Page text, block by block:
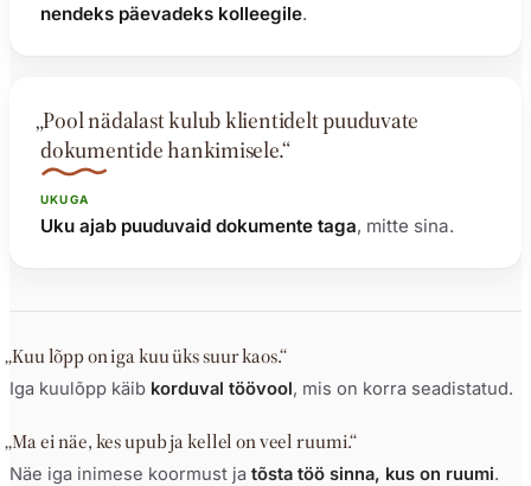
nendeks päevadeks kolleegile.
„Pool nädalast kulub klientidelt puuduvate
dokumentide hankimisele.“
UKUGA
Uku ajab puuduvaid dokumente taga, mitte sina.
„Kuu lõpp on iga kuu üks suur kaos.“
Iga kuulõpp käib korduval töövool, mis on korra seadistatud.
„Ma ei näe, kes upub ja kellel on veel ruumi.“
Näe iga inimese koormust ja tõsta töö sinna, kus on ruumi.